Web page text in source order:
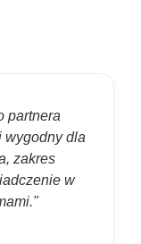
partnera
wygodny dla
zakres
w